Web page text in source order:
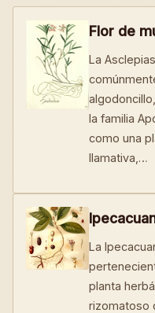
Flor de
La
la familia
como una
llamativa,…
La
planta
rizomatoso